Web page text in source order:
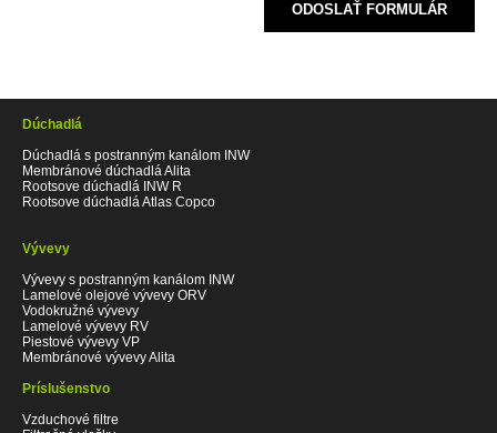
ODOSLAŤ FORMULÁR
Dúchadlá
Dúchadlá s postranným kanálom INW
Membránové dúchadlá Alita
Rootsove dúchadlá INW R
Rootsove dúchadlá Atlas Copco
Vývevy
Vývevy s postranným kanálom INW
Lamelové olejové vývevy ORV
Vodokružné vývevy
Lamelové vývevy RV
Piestové vývevy VP
Membránové vývevy Alita
Príslušenstvo
Vzduchové filtre